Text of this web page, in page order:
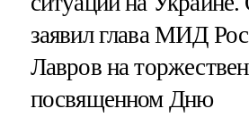
заявил глава МИД
Лавров на
посвященном Дню